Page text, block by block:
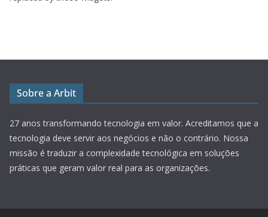
Sobre a Arbit
27 anos transformando tecnologia em valor. Acreditamos que a
tecnologia deve servir aos negócios e não o contrário. Nossa
missão é traduzir a complexidade tecnológica em soluções
práticas que geram valor real para as organizações.